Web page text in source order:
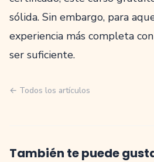
sólida. Sin embargo, para
experiencia más completa
ser suficiente.
← Todos los artículos
También te puede